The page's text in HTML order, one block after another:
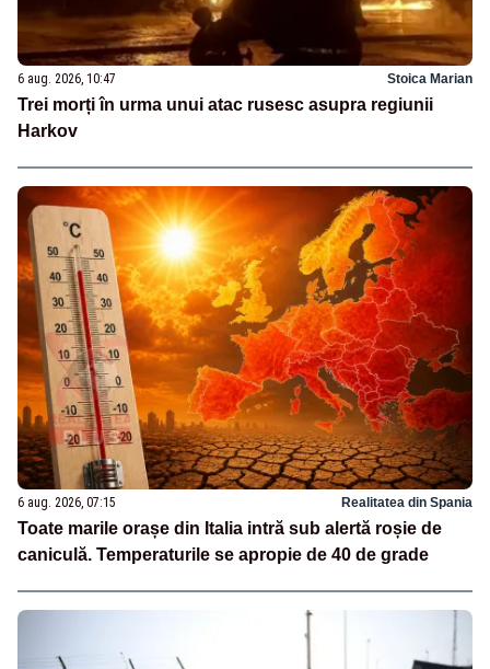
6 aug. 2026, 10:47 Stoica Marian
Trei morți în urma unui atac rusesc asupra regiunii
Harkov
6 aug. 2026, 07:15 Realitatea din Spania
Toate marile orașe din Italia intră sub alertă roșie de
caniculă. Temperaturile se apropie de 40 de grade